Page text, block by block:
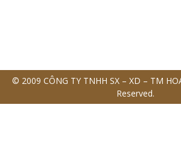
© 2009 CÔNG TY TNHH SX – XD – TM
Reserved.